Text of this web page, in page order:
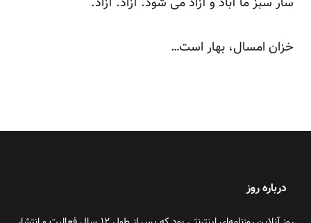
خزان امسال، بهار است…
درباره روز